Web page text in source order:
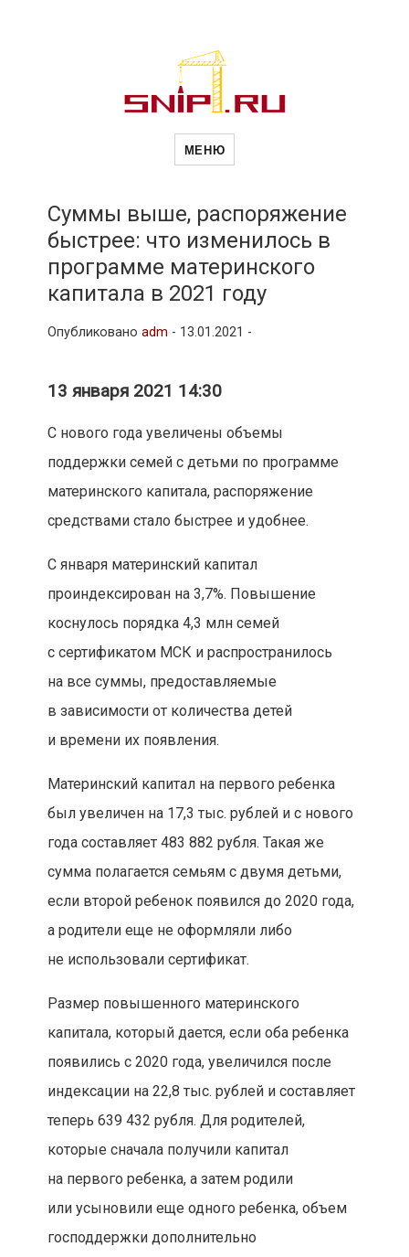
Новости
и
рубрики
МЕНЮ
Суммы выше, распоряжение
быстрее: что изменилось в
программе материнского
капитала в 2021 году
Опубликовано adm - 13.01.2021 -
13 января 2021 14:30
С нового года увеличены объемы
поддержки семей с детьми по программе
материнского капитала, распоряжение
средствами стало быстрее и удобнее.
С января материнский капитал
проиндексирован на 3,7%. Повышение
коснулось порядка 4,3 млн семей
с сертификатом МСК и распространилось
на все суммы, предоставляемые
в зависимости от количества детей
и времени их появления.
Материнский капитал на первого ребенка
был увеличен на 17,3 тыс. рублей и с нового
года составляет 483 882 рубля. Такая же
сумма полагается семьям с двумя детьми,
если второй ребенок появился до 2020 года,
а родители еще не оформляли либо
не использовали сертификат.
Размер повышенного материнского
капитала, который дается, если оба ребенка
появились с 2020 года, увеличился после
индексации на 22,8 тыс. рублей и составляет
теперь 639 432 рубля. Для родителей,
которые сначала получили капитал
на первого ребенка, а затем родили
или усыновили еще одного ребенка, объем
господдержки дополнительно